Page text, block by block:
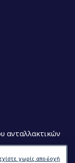
ανταλλακτικών
χωρίς αποδοχή